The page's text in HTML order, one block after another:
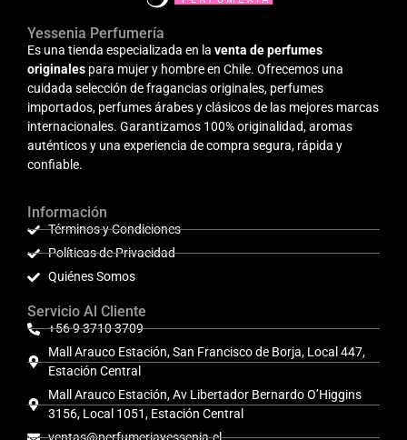
Yessenia Perfumería
Es una tienda especializada en la venta de perfumes
originales para mujer y hombre en Chile. Ofrecemos una
cuidada selección de fragancias originales, perfumes
importados, perfumes árabes y clásicos de las mejores marcas
internacionales. Garantizamos 100% originalidad, aromas
auténticos y una experiencia de compra segura, rápida y
confiable.
Información
Términos y Condiciones
Políticas de Privacidad
Quiénes Somos
Servicio Al Cliente
+56 9 3710 3709
Mall Arauco Estación, San Francisco de Borja, Local 447,
Estación Central
Mall Arauco Estación, Av Libertador Bernardo O’Higgins
3156, Local 1051, Estación Central